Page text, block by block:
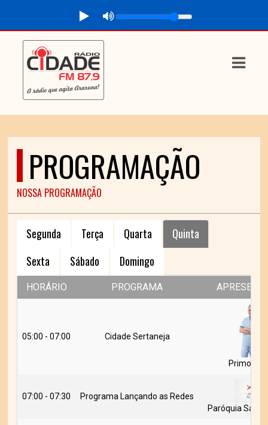
PROGRAMAÇÃO
NOSSA PROGRAMAÇÃO
Segunda Terça Quarta
Quinta
Sexta
Sábado Domingo
HORÁRIO PROGRAMA
05:00 - 07:00 Cidade Sertaneja
Primo
07:00 - 07:30
Programa Lançando as Redes
Paróquia